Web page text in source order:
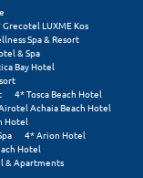
LUXME Kos
Spa & Resort
& Spa
Bay Hotel
4* Tosca Beach Hotel
Achaia Beach Hotel
Hotel
4* Arion Hotel
Hotel
& Apartments